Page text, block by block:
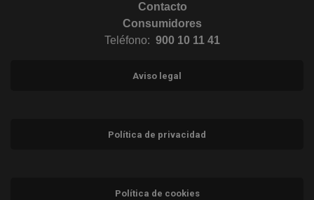
Contacto
Consumidores
Teléfono: 900 10 11 41
Aviso legal
Política de privacidad
Política de cookies